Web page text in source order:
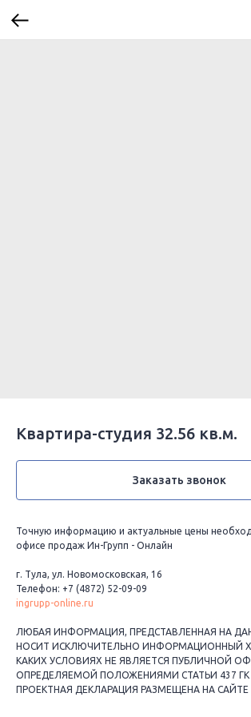
Квартира-студия 32.56 кв.м.
Заказать звонок
Точную информацию и актуальные цены
офисе продаж Ин-Групп - Онлайн
г. Тула, ул. Новомосковская, 16
Телефон: +7 (4872) 52-09-09
ingrupp-online.ru
ЛЮБАЯ ИНФОРМАЦИЯ, ПРЕДСТАВЛЕННАЯ НА
НОСИТ ИСКЛЮЧИТЕЛЬНО ИНФОРМАЦИОННЫЙ
КАКИХ УСЛОВИЯХ НЕ ЯВЛЯЕТСЯ ПУБЛИЧНОЙ
ОПРЕДЕЛЯЕМОЙ ПОЛОЖЕНИЯМИ СТАТЬИ 437 ГК
ПРОЕКТНАЯ ДЕКЛАРАЦИЯ РАЗМЕЩЕНА НА